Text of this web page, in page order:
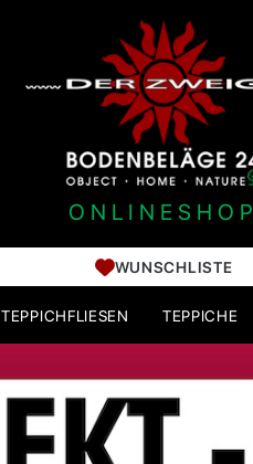
ONLINESHOP
WUNSCHLISTE
TEPPICHFLIESEN TEPPICHE